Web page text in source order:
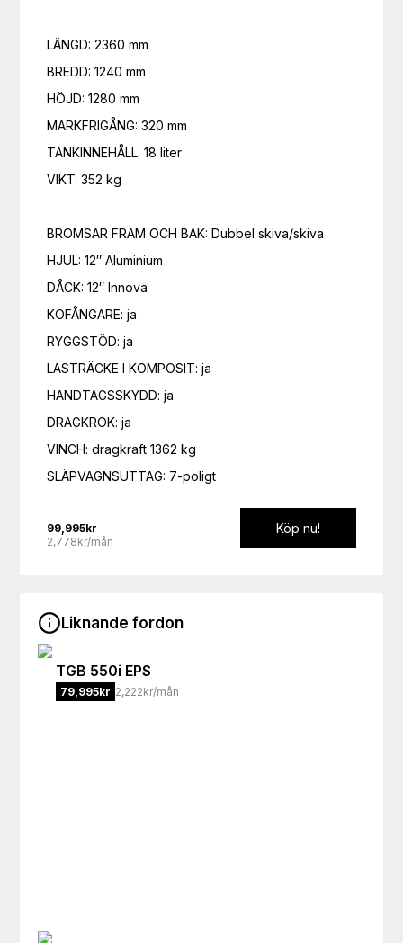
LÄNGD: 2360 mm
BREDD: 1240 mm
HÖJD: 1280 mm
MARKFRIGÅNG: 320 mm
TANKINNEHÅLL: 18 liter
VIKT: 352 kg
BROMSAR FRAM OCH BAK: Dubbel skiva/skiva
HJUL: 12″ Aluminium
DÅCK: 12″ Innova
KOFÅNGARE: ja
RYGGSTÖD: ja
LASTRÄCKE I KOMPOSIT: ja
HANDTAGSSKYDD: ja
DRAGKROK: ja
VINCH: dragkraft 1362 kg
SLÄPVAGNSUTTAG: 7-poligt
99,995kr
2,778kr/mån
Köp nu!
Liknande fordon
TGB 550i EPS
79,995kr 2,222kr/mån